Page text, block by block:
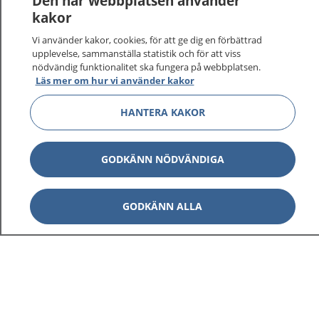
På 1177.se får du råd om hälsa och information om
sjukdomar och vilka mottagningar du kan kontakta.
Logga in för att läsa din journal och göra dina
vårdärenden. Ring telefonnummer 1177 för
sjukvårdsrådgivning dygnet runt.
1177 ger dig råd när du vill må bättre.
1177 på flera språk Visa
kakor
Vi använder kakor, cookies, för att ge dig en förbättrad
upplevelse, sammanställa statistik och för att viss
nödvändig funktionalitet ska fungera på webbplatsen.
Läs mer om hur vi använder kakor
HANTERA KAKOR
GODKÄNN NÖDVÄNDIGA
GODKÄNN ALLA